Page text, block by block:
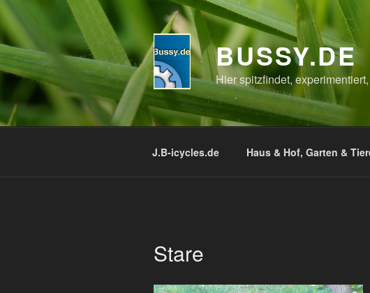
Zum
Inhalt
springen
BUSSY.DE
Hier spitzfindet,
J.B-icycles.de Haus & Hof, Garten &
Stare